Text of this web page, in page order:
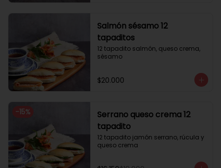
Salmón sésamo 12
tapaditos
12 tapadito salmón, queso crema,
sésamo
$20.000
-15%
Serrano queso crema 12
tapadito
12 tapadito jamón serrano, rúcula y
queso crema